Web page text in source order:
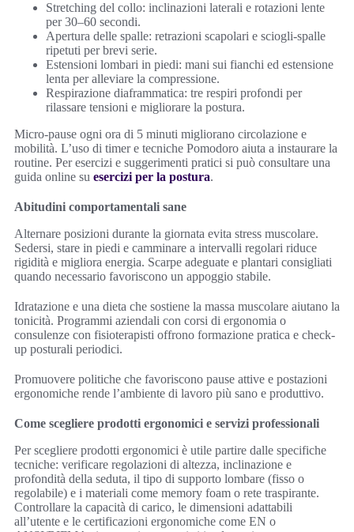
Stretching del collo: inclinazioni laterali e rotazioni lente
per 30–60 secondi.
Apertura delle spalle: retrazioni scapolari e sciogli-spalle
ripetuti per brevi serie.
Estensioni lombari in piedi: mani sui fianchi ed estensione
lenta per alleviare la compressione.
Respirazione diaframmatica: tre respiri profondi per
rilassare tensioni e migliorare la postura.
Micro-pause ogni ora di 5 minuti migliorano circolazione e
mobilità. L’uso di timer e tecniche Pomodoro aiuta a instaurare la
routine. Per esercizi e suggerimenti pratici si può consultare una
guida online su esercizi per la postura.
Abitudini comportamentali sane
Alternare posizioni durante la giornata evita stress muscolare.
Sedersi, stare in piedi e camminare a intervalli regolari riduce
rigidità e migliora energia. Scarpe adeguate e plantari consigliati
quando necessario favoriscono un appoggio stabile.
Idratazione e una dieta che sostiene la massa muscolare aiutano la
tonicità. Programmi aziendali con corsi di ergonomia o
consulenze con fisioterapisti offrono formazione pratica e check-
up posturali periodici.
Promuovere politiche che favoriscono pause attive e postazioni
ergonomiche rende l’ambiente di lavoro più sano e produttivo.
Come scegliere prodotti ergonomici e servizi professionali
Per scegliere prodotti ergonomici è utile partire dalle specifiche
tecniche: verificare regolazioni di altezza, inclinazione e
profondità della seduta, il tipo di supporto lombare (fisso o
regolabile) e i materiali come memory foam o rete traspirante.
Controllare la capacità di carico, le dimensioni adattabili
all’utente e le certificazioni ergonomiche come EN o